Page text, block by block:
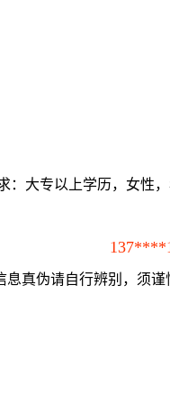
：大专以上学历，女性
息真伪请自行辨别，须